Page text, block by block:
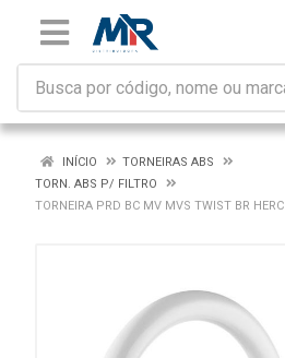
INÍCIO
TORNEIRAS ABS
TORN. ABS P/ FILTRO
TORNEIRA PRD BC MV MVS TWIST BR HERC